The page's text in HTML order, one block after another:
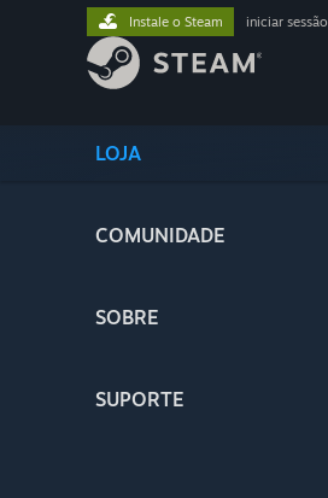
LOJA
COMUNIDADE
SOBRE
SUPORTE
Instale o Steam iniciar sessão